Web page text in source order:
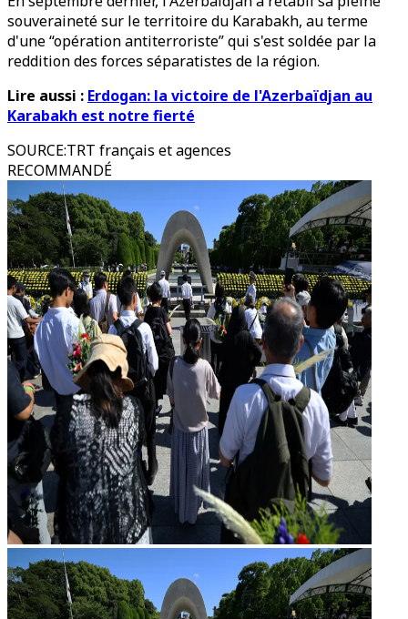
souveraineté sur le territoire du Karabakh, au terme
d'une “opération antiterroriste” qui s'est soldée par la
reddition des forces séparatistes de la région.
Lire aussi : Erdogan: la victoire de l'Azerbaïdjan au
Karabakh est notre fierté
SOURCE:TRT français et agences
RECOMMANDÉ